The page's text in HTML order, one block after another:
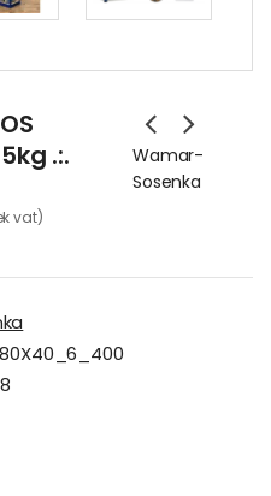
.:.
Wamar-
Sosenka
vat)